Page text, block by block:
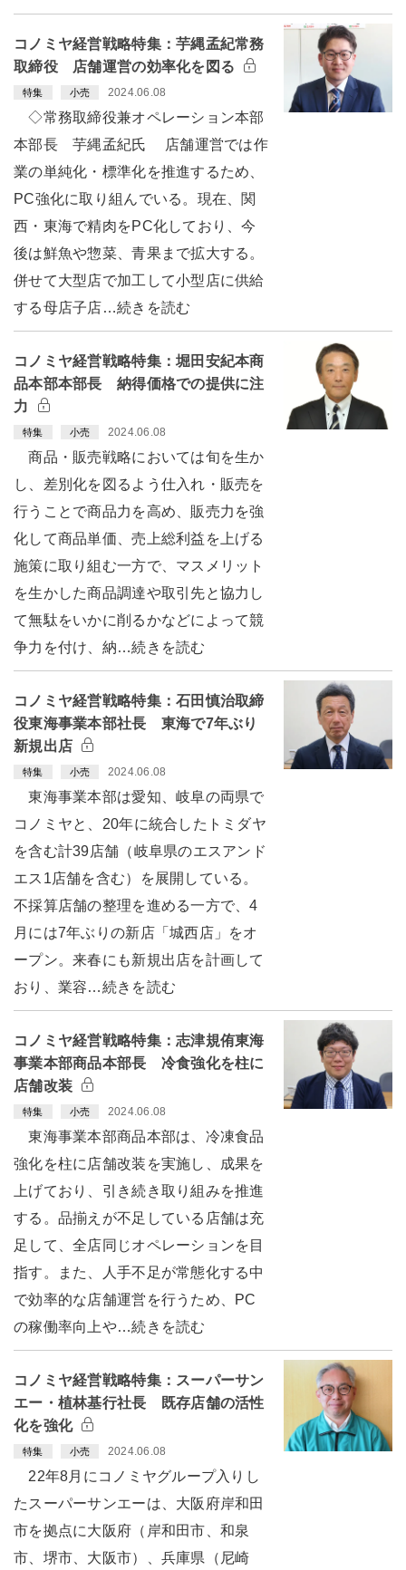
コノミヤ経営戦略特集：芋縄孟紀常務
取締役 店舗運営の効率化を図る
特集 小売 2024.06.08
◇常務取締役兼オペレーション本部
本部長 芋縄孟紀氏 店舗運営では作
業の単純化・標準化を推進するため、
PC強化に取り組んでいる。現在、関
西・東海で精肉をPC化しており、今
後は鮮魚や惣菜、青果まで拡大する。
併せて大型店で加工して小型店に供給
する母店子店…続きを読む
コノミヤ経営戦略特集：堀田安紀本商
品本部本部長 納得価格での提供に注
力
特集 小売 2024.06.08
商品・販売戦略においては旬を生か
し、差別化を図るよう仕入れ・販売を
行うことで商品力を高め、販売力を強
化して商品単価、売上総利益を上げる
施策に取り組む一方で、マスメリット
を生かした商品調達や取引先と協力し
て無駄をいかに削るかなどによって競
争力を付け、納…続きを読む
コノミヤ経営戦略特集：石田慎治取締
役東海事業本部社長 東海で7年ぶり
新規出店
特集 小売 2024.06.08
東海事業本部は愛知、岐阜の両県で
コノミヤと、20年に統合したトミダヤ
を含む計39店舗（岐阜県のエスアンド
エス1店舗を含む）を展開している。
不採算店舗の整理を進める一方で、4
月には7年ぶりの新店「城西店」をオ
ープン。来春にも新規出店を計画して
おり、業容…続きを読む
コノミヤ経営戦略特集：志津規侑東海
事業本部商品本部長 冷食強化を柱に
店舗改装
特集 小売 2024.06.08
東海事業本部商品本部は、冷凍食品
強化を柱に店舗改装を実施し、成果を
上げており、引き続き取り組みを推進
する。品揃えが不足している店舗は充
足して、全店同じオペレーションを目
指す。また、人手不足が常態化する中
で効率的な店舗運営を行うため、PC
の稼働率向上や…続きを読む
コノミヤ経営戦略特集：スーパーサン
エー・植林基行社長 既存店舗の活性
化を強化
特集 小売 2024.06.08
22年8月にコノミヤグループ入りし
たスーパーサンエーは、大阪府岸和田
市を拠点に大阪府（岸和田市、和泉
市、堺市、大阪市）、兵庫県（尼崎